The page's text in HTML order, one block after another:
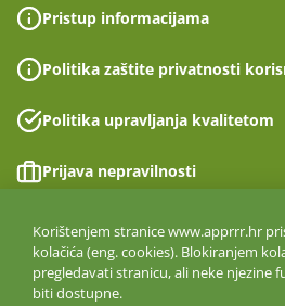
Pristup informacijama
Politika zaštite privatnosti
Politika upravljanja kvalitetom
Prijava nepravilnosti
Izjava o pristupačnosti
Politika informacijske sigurnosti
Korištenjem stranice www.apprrr.hr
kolačića (eng. cookies). Blokiranjem
pregledavati stranicu, ali neke njezine
biti dostupne.